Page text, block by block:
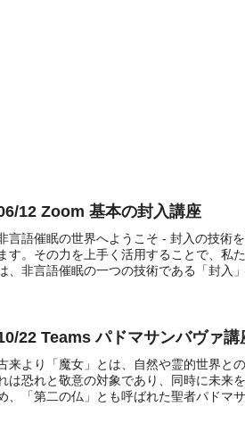
12 Zoom 基本の封入講座
言語催眠の世界へようこそ - 封入の技術
ます。その力を上手く活用することで、私
、非言語催眠の一つの技術である「封入
22 Teams パドマサンバヴァ講
来より「魔女」とは、自然や霊的世界と
は恐れと敬意の対象であり、同時に未来
、「第二の仏」とも呼ばれた聖者パドマ